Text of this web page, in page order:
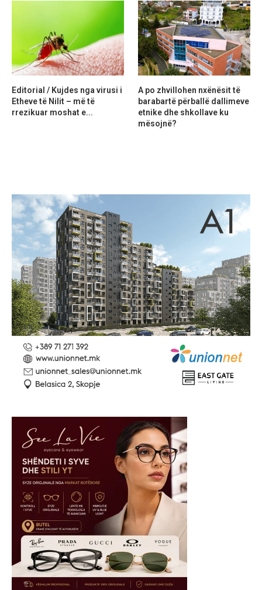
Editorial / Kujdes nga virusi i
Etheve të Nilit – më të
rrezikuar moshat e...
A po zhvillohen nxënësit të
barabartë përballë dallimeve
etnike dhe shkollave ku
mësojnë?